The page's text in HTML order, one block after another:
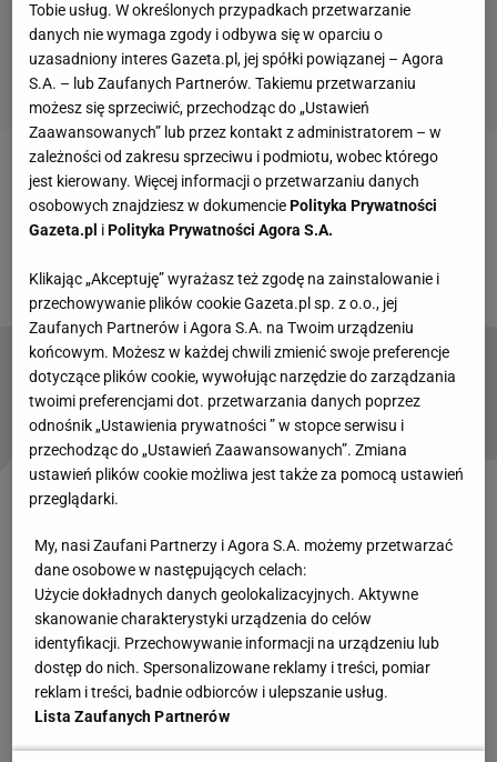
Zobacz wideoCo będzie z sezonem żużlowym w
obliczu pandemii koronawirusa?
Dwóch Polaków na podium żużlowego GP!
Wielkie emocje w finale! "Ależ to dziki wyścig"
[WIDEO]
Problemy Zmarzlika
Początek Grand Prix Szwecji, które rozpoczęło się z
półgodzinnym opóźnieniem ze względu na duże
opady deszczu, był sensacyjny. Lider cyklu i
dwukrotny mistrz świata, startujący z czwartego
pola, Bartosz Zmarzlik zajął ostatnie miejsce. W
dodatku nie jechał z najlepszymi na świecie, bo w
Tobie usług. W określonych przypadkach przetwarzanie
danych nie wymaga zgody i odbywa się w oparciu o
uzasadniony interes Gazeta.pl, jej spółki powiązanej – Agora
S.A. – lub Zaufanych Partnerów. Takiemu przetwarzaniu
możesz się sprzeciwić, przechodząc do „Ustawień
Zaawansowanych” lub przez kontakt z administratorem – w
zależności od zakresu sprzeciwu i podmiotu, wobec którego
jest kierowany. Więcej informacji o przetwarzaniu danych
osobowych znajdziesz w dokumenciePolityka Prywatności
Gazeta.pl iPolityka Prywatności Agora S.A.
Klikając „Akceptuję” wyrażasz też zgodę na zainstalowanie i
przechowywanie plików cookie Gazeta.pl sp. z o.o., jej
Zaufanych Partnerów i Agora S.A. na Twoim urządzeniu
końcowym. Możesz w każdej chwili zmienić swoje preferencje
dotyczące plików cookie, wywołując narzędzie do zarządzania
twoimi preferencjami dot. przetwarzania danych poprzez
odnośnik „Ustawienia prywatności ” w stopce serwisu i
przechodząc do „Ustawień Zaawansowanych”. Zmiana
ustawień plików cookie możliwa jest także za pomocą ustawień
przeglądarki.
My, nasi Zaufani Partnerzy i Agora S.A. możemy przetwarzać
dane osobowe w następujących celach:
Użycie dokładnych danych geolokalizacyjnych. Aktywne
skanowanie charakterystyki urządzenia do celów
identyfikacji. Przechowywanie informacji na urządzeniu lub
dostęp do nich. Spersonalizowane reklamy i treści, pomiar
reklam i treści, badnie odbiorców i ulepszanie usług.
Lista Zaufanych Partnerów